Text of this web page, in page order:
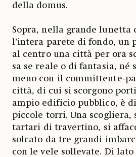
della domus.
Sopra, nella grande lunetta
l’intera parete di fondo, un
al centro una città per ora
sa se reale o di fantasia, né
meno con il committente-
città, di cui si scorgono
ampio edificio pubblico, è
piccole torri. Una scogliera,
tartari di travertino, si
solcato da tre grandi
con le vele sollevate. Di lato